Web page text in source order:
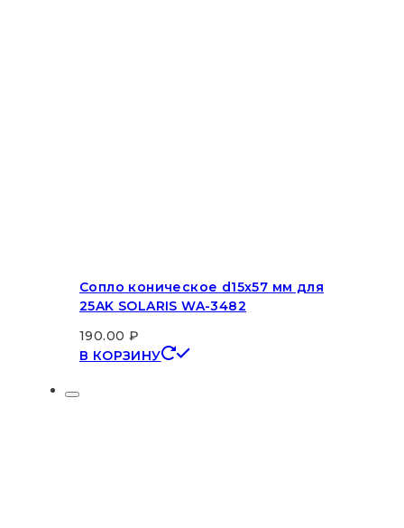
Сопло коническое d15х57 мм для
25AK SOLARIS WA-3482
190.00 ₽
В КОРЗИНУ